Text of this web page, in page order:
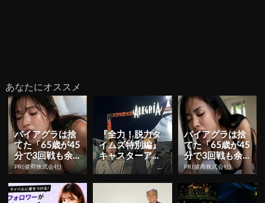
あなたにオススメ
バイアグラは捨
てた「65歳が45
分で3回戦も余
裕」1日31円で
朝まで絶好調！
PR(健商株式会社)
『全力！脱力タ
イムズ特別編』
キャスターアリ
タがシルク・ド
ゥ・ソレイユ日
バイアグラは捨
てた「65歳が45
分で3回戦も余
裕」980円で朝
まで絶好調！
PR(健商株式会社)